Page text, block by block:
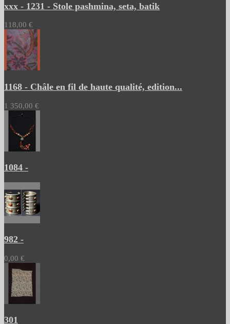
xxx - 1231 - Stole pashmina, seta, batik
118,00 €
1168 - Châle en fil de haute qualité, edition...
1 350,00 €
1084 -
982 -
0,00 €
301